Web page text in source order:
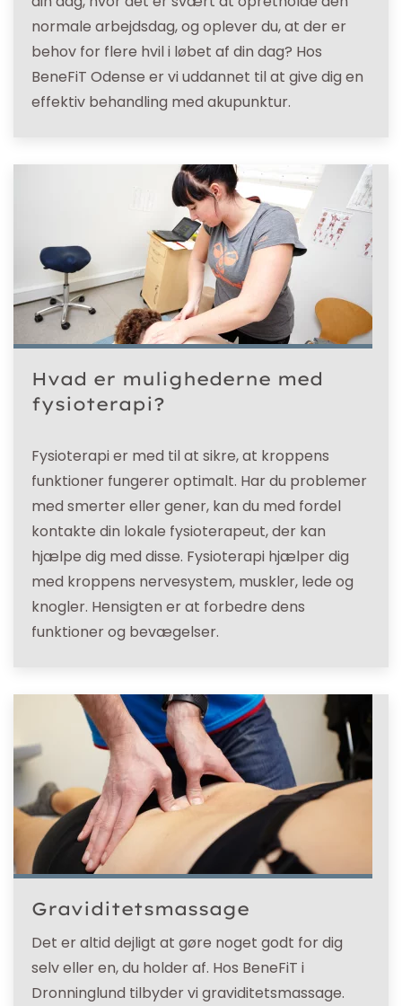
normale arbejdsdag, og oplever du, at der er
behov for flere hvil i løbet af din dag? Hos
BeneFiT Odense er vi uddannet til at give dig en
effektiv behandling med akupunktur.
Hvad er mulighederne med
fysioterapi?
Fysioterapi er med til at sikre, at kroppens
funktioner fungerer optimalt. Har du problemer
med smerter eller gener, kan du med fordel
kontakte din lokale fysioterapeut, der kan
hjælpe dig med disse. Fysioterapi hjælper dig
med kroppens nervesystem, muskler, lede og
knogler. Hensigten er at forbedre dens
funktioner og bevægelser.
Graviditetsmassage
Det er altid dejligt at gøre noget godt for dig
selv eller en, du holder af. Hos BeneFiT i
Dronninglund tilbyder vi graviditetsmassage.